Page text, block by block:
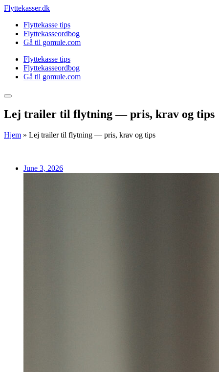
Skip
content
Flyttekasser.dk
Flyttekasse tips
Flyttekasseordbog
Gå til gomule.com
Flyttekasse tips
Flyttekasseordbog
Gå til gomule.com
Lej trailer til flytning — pris, krav og tips
Hjem » Lej trailer til flytning — pris, krav og tips
June 3, 2026